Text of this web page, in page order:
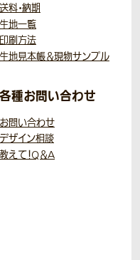
送料・納期
生地一覧
印刷方法
生地見本帳＆現物サンプル
各種お問い合わせ
お問い合わせ
デザイン相談
教えて！Q＆A